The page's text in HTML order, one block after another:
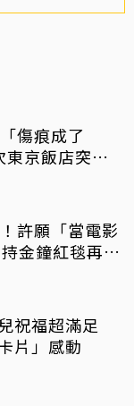
傷痕成了
京飯店突找
許願「當電影
金鐘紅毯再喊
祝福超滿足
片」感動